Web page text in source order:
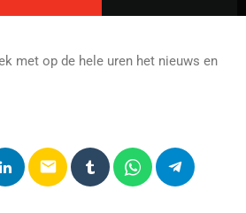
met op de hele uren het nieuws en
email